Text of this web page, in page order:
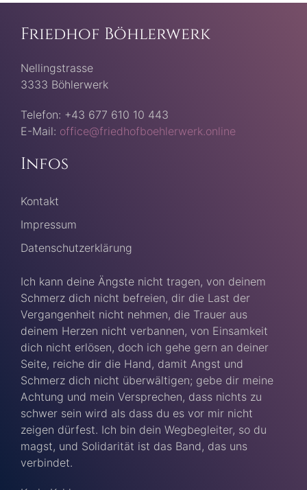
Friedhof Böhlerwerk
Nellingstrasse
3333 Böhlerwerk
Telefon: +43 677 610 10 443
E-Mail: office@friedhofboehlerwerk.online
Infos
Kontakt
Impressum
Datenschutzerklärung
Ich kann deine Ängste nicht tragen, von deinem
Schmerz dich nicht befreien, dir die Last der
Vergangenheit nicht nehmen, die Trauer aus
deinem Herzen nicht verbannen, von Einsamkeit
dich nicht erlösen, doch ich gehe gern an deiner
Seite, reiche dir die Hand, damit Angst und
Schmerz dich nicht überwältigen; gebe dir meine
Achtung und mein Versprechen, dass nichts zu
schwer sein wird als dass du es vor mir nicht
zeigen dürfest. Ich bin dein Wegbegleiter, so du
magst, und Solidarität ist das Band, das uns
verbindet.